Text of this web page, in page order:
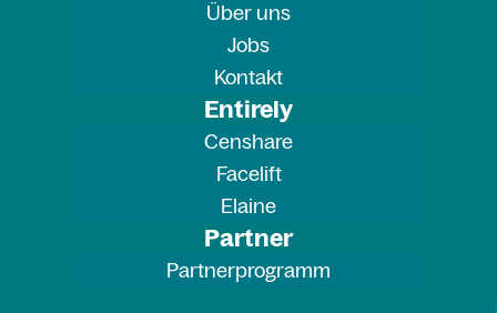
Über uns
Jobs
Kontakt
Entirely
Censhare
Facelift
Elaine
Partner
Partnerprogramm